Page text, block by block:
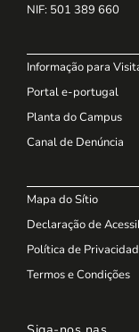
NIF: 501 389 660
Informação para
Portal e-portugal
Planta do Campus
Canal de Denúncia
Mapa do Sítio
Declaração de
Política de
Termos e Condições